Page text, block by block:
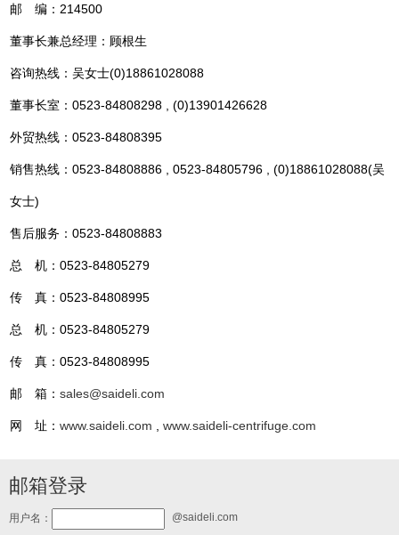
邮 编：214500
董事长兼总经理：顾根生
咨询热线：吴女士(0)18861028088
董事长室：0523-84808298 , (0)13901426628
外贸热线：0523-84808395
销售热线：0523-84808886 , 0523-84805796 , (0)18861028088(吴
女士)
售后服务：0523-84808883
总 机：0523-84805279
传 真：0523-84808995
总 机：0523-84805279
传 真：0523-84808995
邮 箱：sales@saideli.com
网 址：www.saideli.com ,www.saideli-centrifuge.com
邮箱登录
用户名： @saideli.com